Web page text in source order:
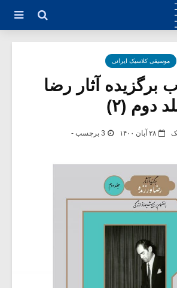
موسیقی کلاسیک ایرانی
برگزیده آثار رضا
دوم (۲)
۲۸ آبان ۱۴۰۰ 3 برچسب -